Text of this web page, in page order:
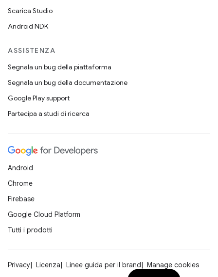
Scarica Studio
Android NDK
ASSISTENZA
Segnala un bug della piattaforma
Segnala un bug della documentazione
Google Play support
Partecipa a studi di ricerca
Android
Chrome
Firebase
Google Cloud Platform
Tutti i prodotti
Privacy Licenza Linee guida per il brand
Manage cookies